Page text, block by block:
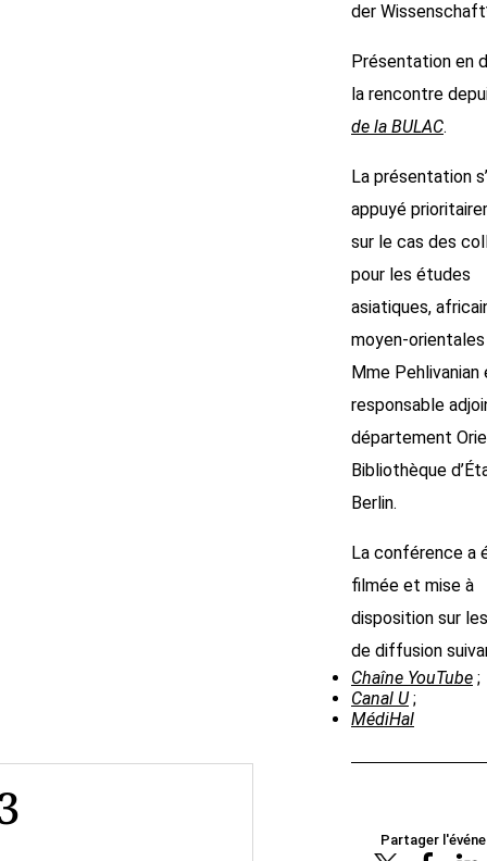
der
Présentation en
la rencontre
de la BULAC.
La présentation
appuyé
sur le cas des
pour les études
asiatiques,
moyen-
Mme Pehlivanian
responsable
département
Bibliothèque
Berlin.
La conférence a
filmée et mise à
disposition sur
de diffusion
Chaîne YouTube ;
Canal U;
MédiHal
Partager